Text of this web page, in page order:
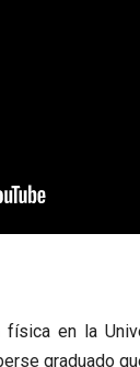
física en la
graduado